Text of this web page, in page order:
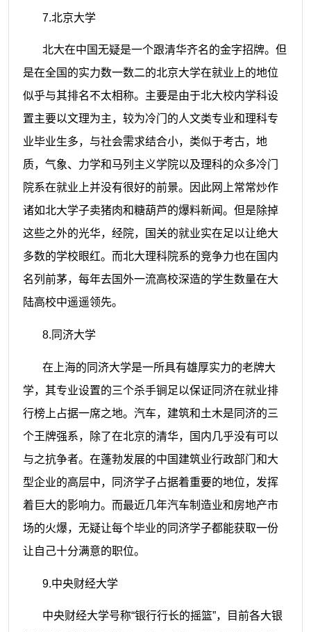
7.北京大学
北大在中国无疑是一个跟清华齐名的金字招牌。但
是在全国的实力数一数二的北京大学在就业上的地位
似乎与其排名不太相称。主要是由于北大校内学科设
置主要以文理为主，较为冷门的人文类专业和理科专
业毕业生多，与社会需求结合小，类似于考古，地
质，气象、力学和马列主义学院以及理科的众多冷门
院系在就业上并没有很好的前景。因此网上常常炒作
诸如北大学子卖猪肉和糖葫芦的爆料新闻。但是除掉
这些之外的光华，经院，国关的就业实在足以让绝大
多数的学校眼红。而北大理科院系的竞争力也在国内
名列前茅，每年去国外一流高校深造的学生数量在大
陆高校中遥遥领先。
8. 同济大学
在上海的同济大学是一所具有雄厚实力的老牌大
学，其专业设置的三个杀手锏足以保证同济在就业排
行榜上占据一席之地。汽车，建筑和土木是同济的三
个王牌强系，除了在北京的清华，国内几乎没有可以
与之抗争者。在蓬勃发展的中国建筑业行政部门和大
型企业的高层中，同济学子占据着重要的地位，发挥
着巨大的影响力。而最近几年汽车制造业和房地产市
场的火爆，无疑让每个毕业的同济学子都能获取一份
让自己十分满意的职位。
9.中央财经大学
中央财经大学号称“银行行长的摇篮”，目前各大银